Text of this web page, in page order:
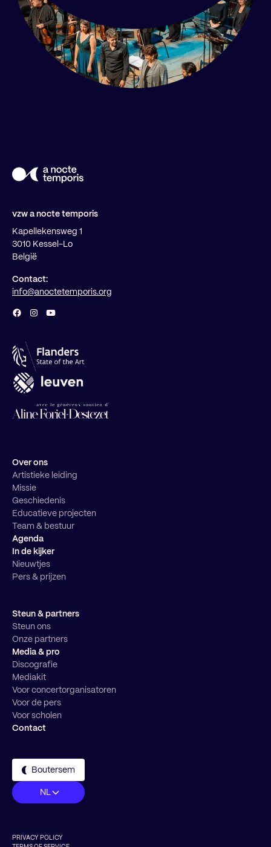
vzw a nocte temporis
Kapellekensweg 1
3010 Kessel-Lo
België
Contact:
info@anoctetemporis.org
Over ons
Artistieke leiding
Missie
Geschiedenis
Educatieve projecten
Team & bestuur
Agenda
In de kijker
Nieuwtjes
Pers & prijzen
Steun & partners
Steun ons
Onze partners
Media & pro
Discografie
Mediakit
Voor concertorganisatoren
Voor de pers
Voor scholen
Contact
Boutersem
NL
PRIVACY POLICY